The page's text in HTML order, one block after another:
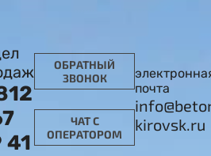
41
ОБРАТНЫЙ
ЗВОНОК
ЧАТ С
ОПЕРАТОРОМ
почта
kirovsk.ru